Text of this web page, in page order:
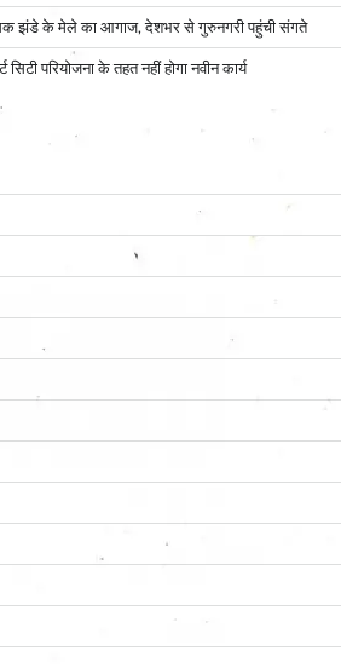
झंडे के मेले का आगाज, देशभर से गुरुनगरी पहुंची संगते
सिटी परियोजना के तहत नहीं होगा नवीन कार्य